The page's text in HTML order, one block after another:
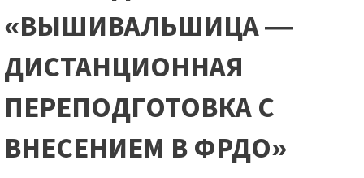
«ВЫШИВАЛЬШИЦА —
ДИСТАНЦИОННАЯ
ПЕРЕПОДГОТОВКА С
ВНЕСЕНИЕМ В ФРДО»